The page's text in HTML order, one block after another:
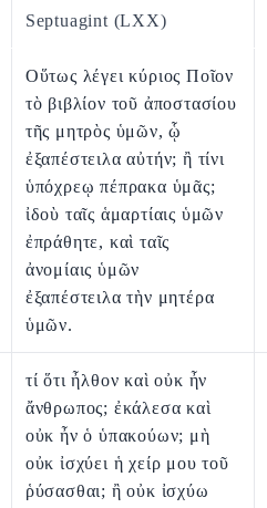
Septuagint (LXX)
Οὕτως λέγει κύριος Ποῖον
τὸ βιβλίον τοῦ ἀποστασίου
τῆς μητρὸς ὑμῶν, ᾧ
ἐξαπέστειλα αὐτήν; ἢ τίνι
ὑπόχρεῳ πέπρακα ὑμᾶς;
ἰδοὺ ταῖς ἁμαρτίαις ὑμῶν
ἐπράθητε, καὶ ταῖς
ἀνομίαις ὑμῶν
ἐξαπέστειλα τὴν μητέρα
ὑμῶν.
τί ὅτι ἦλθον καὶ οὐκ ἦν
ἄνθρωπος; ἐκάλεσα καὶ
οὐκ ἦν ὁ ὑπακούων; μὴ
οὐκ ἰσχύει ἡ χείρ μου τοῦ
ῥύσασθαι; ἢ οὐκ ἰσχύω